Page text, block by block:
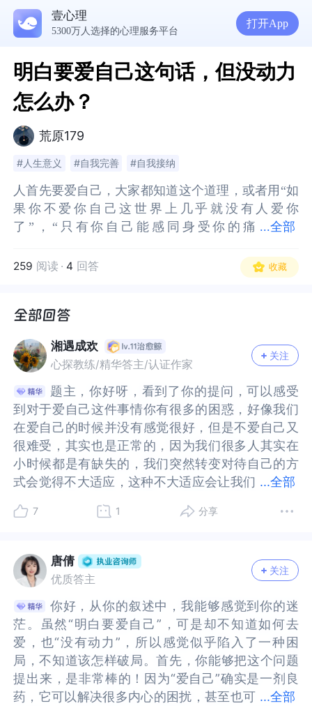
壹心理
5300万人选择的心理服务平台
打开App
明白要爱自己这句话，但没动力
怎么办？
荒原179
#人生意义 #自我完善 #自我接纳
...全部
人首先要爱自己，大家都知道这个道理，或者用“如
果你不爱你自己这世界上几乎就没有人爱你
了”，“只有你自己能感同身受你的痛
等这种反例来支持这句话。
我明白这些，可是我为什么要爱自己？我并没有爱
一边似乎难以给我正反馈，爱我自己我感觉不到快
乐，相反我可能还会遇到与我冲突的事让我产生不
舒服的情绪，可是我又不会爱自己也难以处理这些
负反馈。
爱自己是为了什么？我真的搞不懂，我没有爱自己
的动力，去学习怎么做也只是照猫画虎，我也不想
浪费这精力，可是我不爱我自己我会活的很难受。
爱自己是为了什么？为了自己可以在这个我讨厌的
世界里更好的生存下去？我讨厌这样。
人首先要爱自己，大家都知道这个道理，或者用“如
果你不爱你自己这世界上几乎就没有人爱你
了”，“只有你自己能感同身受你的痛苦”，“只有你
支持这句话。
我明白这些，可是我为什么要爱自己？我并没有爱
一边似乎难以给我正反馈，爱我自己我感觉不到快
乐，相反我可能还会遇到与我冲突的事让我产生不
舒服的情绪，可是我又不会爱自己也难以处理这些
负反馈。
爱自己是为了什么？我真的搞不懂，我没有爱自己
的动力，去学习怎么做也只是照猫画虎，我也不想
浪费这精力，可是我不爱我自己我会活的很难受。
爱自己是为了什么？为了自己可以在这个我讨厌的
世界里更好的生存下去？我讨厌这样。
259 阅读 · 4 回答 收藏
湘遇成欢
心探教练/精华答主/认证作家
关注
...全部
题主，你好呀，看到了你的提问，可以感受
到对于爱自己这件事情你有很多的困惑，好像我们
在爱自己的时候并没有感觉很好，但是不爱自己又
很难受，其实也是正常的，因为我们很多人其实在
小时候都是有缺失的，我们突然转变对待自己的方
式会觉得不大适应，这种不大适应会让我们
爱自己的角度来说，我们也可以试着去接纳这种不
结合你的描述，我想到的是：觉察自己的不舒服，
这种冲突很可能是因为我们现在对待自己的方式和
我们早期被对待的方式是不一样的，因为人会本能
的觉得熟悉的才是安全的，我们用一个全新的方式
对待自己，潜意识会觉得不安全，所以，爱自己这
件事，我们需要慢慢来，慢慢适应。我最开始练习
爱自己的时候和你的感受差不多，因为我小时候也
没有被无条件地接纳过，而是在很多长辈的各种要
求和期待下长大的，对自己有着很多的不接纳和不
到对于爱自己这件事情你有很多的困惑，好像我们
在爱自己的时候并没有感觉很好，但是不爱自己又
很难受，其实也是正常的，因为我们很多人其实在
小时候都是有缺失的，我们突然转变对待自己的方
式会觉得不大适应，这种不大适应会让我们觉得不
的角度来说，我们也可以试着去接纳这种不舒服，
的描述，我想到的是：觉察自己的不舒服，这种冲
突很可能是因为我们现在对待自己的方式和我们早
期被对待的方式是不一样的，因为人会本能的觉得
熟悉的才是安全的，我们用一个全新的方式对待自
己，潜意识会觉得不安全，所以，爱自己这件事，
我们需要慢慢来，慢慢适应。我最开始练习爱自己
的时候和你的感受差不多，因为我小时候也没有被
无条件地接纳过，而是在很多长辈的各种要求和期
待下长大的，对自己有着很多的不接纳和不允许，
7 1 分享
唐倩
优质答主
关注
...全部
你好，从你的叙述中，我能够感觉到你的迷
茫。虽然“明白要爱自己”，可是却不知道如何去
爱，也“没有动力”，所以感觉似乎陷入了一种困
局，不知道该怎样破局。首先，你能够把这个问题
提出来，是非常棒的！因为“爱自己”确实是一剂良
药，它可以解决很多内心的困扰，甚至也可
茫。虽然“明白要爱自己”，可是却不知道如何去
爱，也“没有动力”，所以感觉似乎陷入了一种困
局，不知道该怎样破局。首先，你能够把这个问题
提出来，是非常棒的！因为“爱自己”确实是一剂良
药，它可以解决很多内心的困扰，甚至也可以帮助